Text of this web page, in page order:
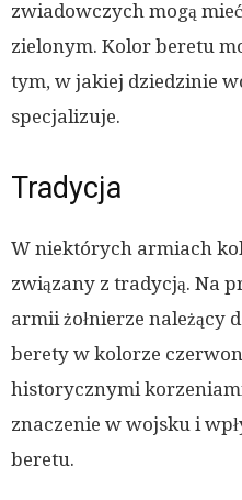
zwiadowczych mogą
zielonym. Kolor beretu
tym, w jakiej dziedzinie
specjalizuje.
Tradycja
W niektórych armiach
związany z tradycją. Na
armii żołnierze należący
berety w kolorze
historycznymi
znaczenie w wojsku i
beretu.